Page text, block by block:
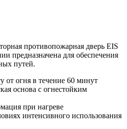
противопожарная дверь EIS
предназначена для обеспечения
путей.
от огня в течение 60 минут
основа с огнестойким
при нагреве
интенсивного использования